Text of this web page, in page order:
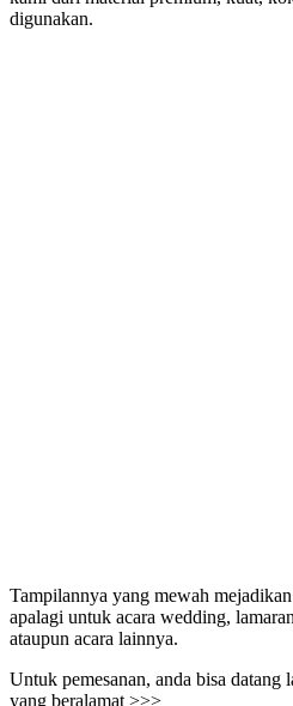
digunakan.
Tampilannya yang mewah
apalagi untuk acara wedding,
ataupun acara lainnya.
Untuk pemesanan, anda bisa datang
yang beralamat >>>